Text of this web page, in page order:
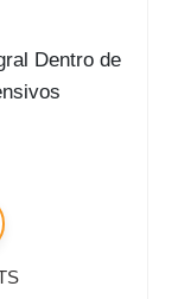
Dentro de